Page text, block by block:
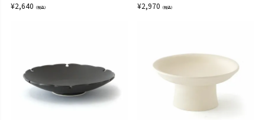
¥2,640 （税込）
¥2,970 （税込）